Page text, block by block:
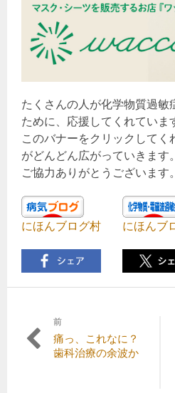
たくさんの人が化学物質過敏
ために、応援してくれていま
このバナーをクリックしてく
がどんどん広がっていきます。
ご協力ありがとうございます。
にほんブログ村 にほんブ
投
稿
前
前
の
痛っ、これなに？
歯科治療の余波か